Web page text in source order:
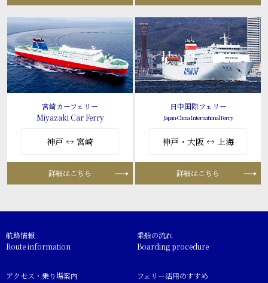
宮崎カーフェリー
Miyazaki Car Ferry
神戸 ↔ 宮崎
詳細はこちら
日中国際フェリー
Japan-China International Ferry
神戸・大阪 ↔ 上海
詳細はこちら
航路情報
Route information
乗船の流れ
Boarding procedure
アクセス・乗り場案内
フェリー活用のすすめ